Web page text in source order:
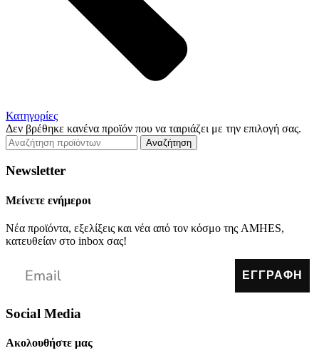
Κατηγορίες
Δεν βρέθηκε κανένα προϊόν που να ταιριάζει με την επιλογή σας.
Αναζήτηση
Newsletter
Μείνετε ενήμεροι
Νέα προϊόντα, εξελίξεις και νέα από τον κόσμο της AMHES,
κατευθείαν στο inbox σας!
ΕΓΓΡΑΦΗ
Social Media
Ακολουθήστε μας